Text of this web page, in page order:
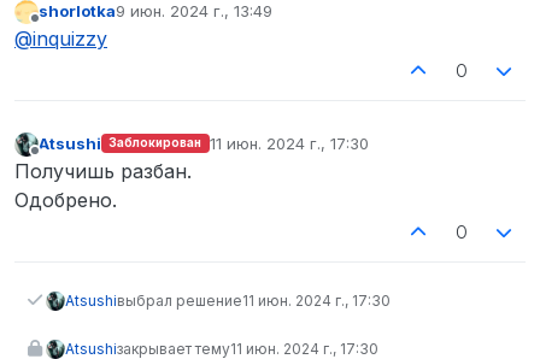
Не в сети
shorlotka9 июн. 2024 г., 13:49
отредактировано
@inquizzy
0
Не в сети
Atsushi Заблокирован 11 июн. 2024 г., 17:30
отредактировано
Получишь разбан.
Одобрено.
0
Atsushiвыбрал решение11 июн. 2024 г., 17:30
Atsushiзакрывает тему11 июн. 2024 г., 17:30